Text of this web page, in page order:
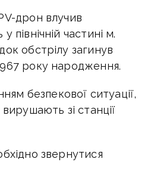
дрон влучив
північній частині м.
обстрілу загинув
року народження.
безпекової ситуації,
зі станції
звернутися